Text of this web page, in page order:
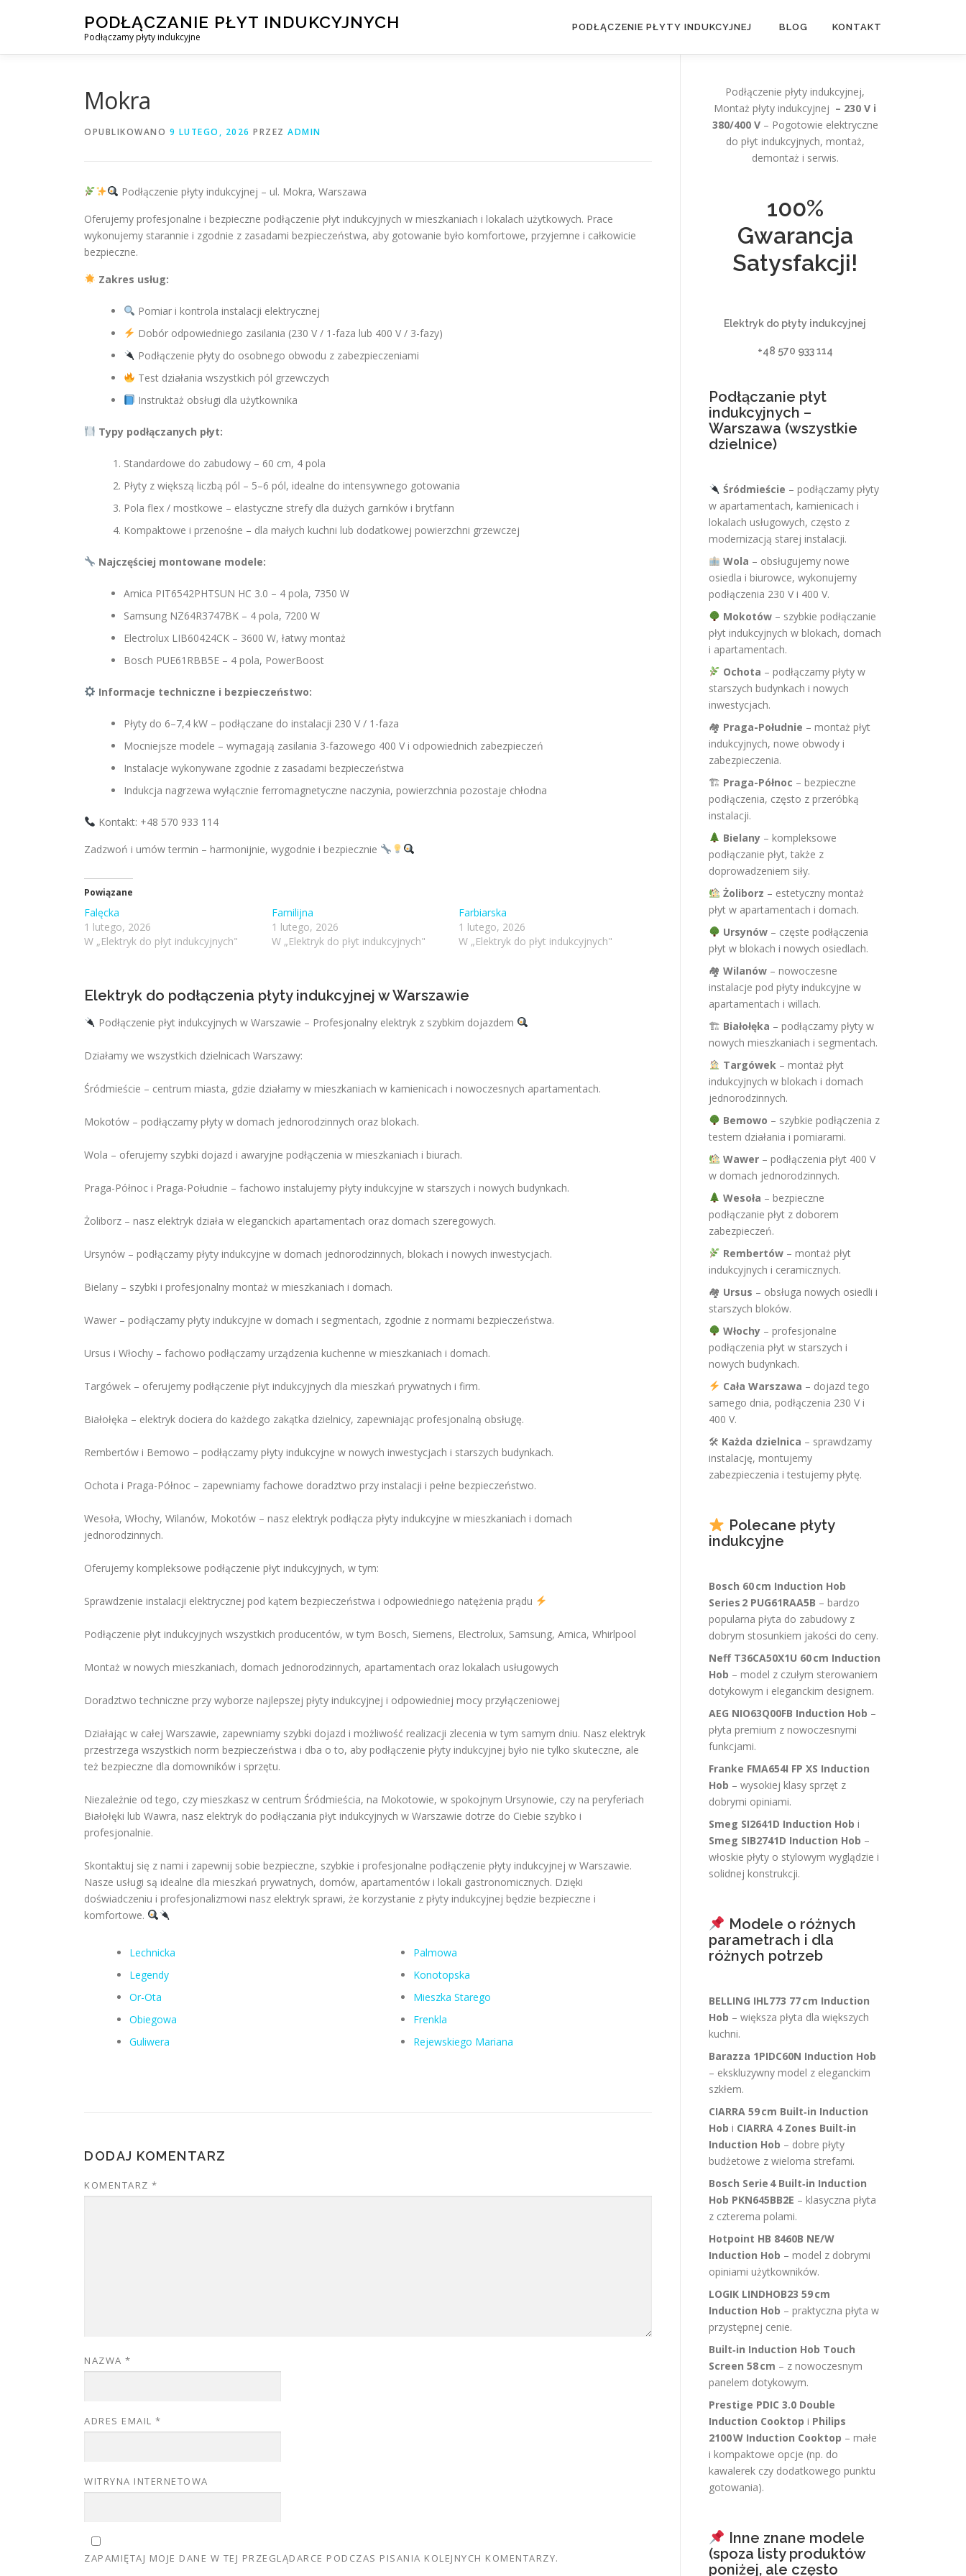
PODŁĄCZANIE PŁYT INDUKCYJNYCH
Podłączamy płyty indukcyjne
PODŁĄCZENIE PŁYTY INDUKCYJNEJ BLOG KONTAKT
Mokra
OPUBLIKOWANO 9 LUTEGO, 2026 PRZEZ ADMIN
Podłączenie płyty indukcyjnej – ul. Mokra, Warszawa
Oferujemy profesjonalne i bezpieczne podłączenie płyt indukcyjnych w mieszkaniach i lokalach użytkowych. Prace
wykonujemy starannie i zgodnie z zasadami bezpieczeństwa, aby gotowanie było komfortowe, przyjemne i całkowicie
bezpieczne.
Zakres usług:
Pomiar i kontrola instalacji elektrycznej
Dobór odpowiedniego zasilania (230 V / 1-faza lub 400 V / 3-fazy)
Podłączenie płyty do osobnego obwodu z zabezpieczeniami
Test działania wszystkich pól grzewczych
Instruktaż obsługi dla użytkownika
Typy podłączanych płyt:
Standardowe do zabudowy – 60 cm, 4 pola
Płyty z większą liczbą pól – 5–6 pól, idealne do intensywnego gotowania
Pola flex / mostkowe – elastyczne strefy dla dużych garnków i brytfann
Kompaktowe i przenośne – dla małych kuchni lub dodatkowej powierzchni grzewczej
Najczęściej montowane modele:
Amica PIT6542PHTSUN HC 3.0 – 4 pola, 7350 W
Samsung NZ64R3747BK – 4 pola, 7200 W
Electrolux LIB60424CK – 3600 W, łatwy montaż
Bosch PUE61RBB5E – 4 pola, PowerBoost
Informacje techniczne i bezpieczeństwo:
Płyty do 6–7,4 kW – podłączane do instalacji 230 V / 1-faza
Mocniejsze modele – wymagają zasilania 3-fazowego 400 V i odpowiednich zabezpieczeń
Instalacje wykonywane zgodnie z zasadami bezpieczeństwa
Indukcja nagrzewa wyłącznie ferromagnetyczne naczynia, powierzchnia pozostaje chłodna
Kontakt: +48 570 933 114
Zadzwoń i umów termin – harmonijnie, wygodnie i bezpiecznie
Powiązane
Falęcka
1 lutego, 2026
W „Elektryk do płyt indukcyjnych"
Familijna
1 lutego, 2026
W „Elektryk do płyt indukcyjnych"
Farbiarska
1 lutego, 2026
W „Elektryk do płyt indukcyjnych"
Elektryk do podłączenia płyty indukcyjnej w Warszawie
Podłączenie płyt indukcyjnych w Warszawie – Profesjonalny elektryk z szybkim dojazdem
Działamy we wszystkich dzielnicach Warszawy:
Śródmieście – centrum miasta, gdzie działamy w mieszkaniach w kamienicach i nowoczesnych apartamentach.
Mokotów – podłączamy płyty w domach jednorodzinnych oraz blokach.
Wola – oferujemy szybki dojazd i awaryjne podłączenia w mieszkaniach i biurach.
Praga-Północ i Praga-Południe – fachowo instalujemy płyty indukcyjne w starszych i nowych budynkach.
Żoliborz – nasz elektryk działa w eleganckich apartamentach oraz domach szeregowych.
Ursynów – podłączamy płyty indukcyjne w domach jednorodzinnych, blokach i nowych inwestycjach.
Bielany – szybki i profesjonalny montaż w mieszkaniach i domach.
Wawer – podłączamy płyty indukcyjne w domach i segmentach, zgodnie z normami bezpieczeństwa.
Ursus i Włochy – fachowo podłączamy urządzenia kuchenne w mieszkaniach i domach.
Targówek – oferujemy podłączenie płyt indukcyjnych dla mieszkań prywatnych i firm.
Białołęka – elektryk dociera do każdego zakątka dzielnicy, zapewniając profesjonalną obsługę.
Rembertów i Bemowo – podłączamy płyty indukcyjne w nowych inwestycjach i starszych budynkach.
Ochota i Praga-Północ – zapewniamy fachowe doradztwo przy instalacji i pełne bezpieczeństwo.
Wesoła, Włochy, Wilanów, Mokotów – nasz elektryk podłącza płyty indukcyjne w mieszkaniach i domach
jednorodzinnych.
Oferujemy kompleksowe podłączenie płyt indukcyjnych, w tym:
Sprawdzenie instalacji elektrycznej pod kątem bezpieczeństwa i odpowiedniego natężenia prądu
Podłączenie płyt indukcyjnych wszystkich producentów, w tym Bosch, Siemens, Electrolux, Samsung, Amica, Whirlpool
Montaż w nowych mieszkaniach, domach jednorodzinnych, apartamentach oraz lokalach usługowych
Doradztwo techniczne przy wyborze najlepszej płyty indukcyjnej i odpowiedniej mocy przyłączeniowej
Działając w całej Warszawie, zapewniamy szybki dojazd i możliwość realizacji zlecenia w tym samym dniu. Nasz elektryk
przestrzega wszystkich norm bezpieczeństwa i dba o to, aby podłączenie płyty indukcyjnej było nie tylko skuteczne, ale
też bezpieczne dla domowników i sprzętu.
Niezależnie od tego, czy mieszkasz w centrum Śródmieścia, na Mokotowie, w spokojnym Ursynowie, czy na peryferiach
Białołęki lub Wawra, nasz elektryk do podłączania płyt indukcyjnych w Warszawie dotrze do Ciebie szybko i
profesjonalnie.
Skontaktuj się z nami i zapewnij sobie bezpieczne, szybkie i profesjonalne podłączenie płyty indukcyjnej w Warszawie.
Nasze usługi są idealne dla mieszkań prywatnych, domów, apartamentów i lokali gastronomicznych. Dzięki
doświadczeniu i profesjonalizmowi nasz elektryk sprawi, że korzystanie z płyty indukcyjnej będzie bezpieczne i
komfortowe.
Lechnicka
Legendy
Or-Ota
Obiegowa
Guliwera
Palmowa
Konotopska
Mieszka Starego
Frenkla
Rejewskiego Mariana
DODAJ KOMENTARZ
KOMENTARZ *
NAZWA *
ADRES EMAIL *
WITRYNA INTERNETOWA
ZAPAMIĘTAJ MOJE DANE W TEJ PRZEGLĄDARCE PODCZAS PISANIA KOLEJNYCH KOMENTARZY.
Podłączenie płyty indukcyjnej,
Montaż płyty indukcyjnej – 230 V i
380/400 V– Pogotowie elektryczne
do płyt indukcyjnych, montaż,
demontaż i serwis.
100%
Gwarancja
Satysfakcji!
Elektryk do płyty indukcyjnej
+48 570 933 114
Podłączanie płyt
indukcyjnych –
Warszawa (wszystkie
dzielnice)
Śródmieście – podłączamy płyty
w apartamentach, kamienicach i
lokalach usługowych, często z
modernizacją starej instalacji.
Wola – obsługujemy nowe
osiedla i biurowce, wykonujemy
podłączenia 230 V i 400 V.
Mokotów– szybkie podłączanie
płyt indukcyjnych w blokach, domach
i apartamentach.
Ochota – podłączamy płyty w
starszych budynkach i nowych
inwestycjach.
🏘 Praga-Południe – montaż płyt
indukcyjnych, nowe obwody i
zabezpieczenia.
🏗 Praga-Północ – bezpieczne
podłączenia, często z przeróbką
instalacji.
Bielany– kompleksowe
podłączanie płyt, także z
doprowadzeniem siły.
Żoliborz – estetyczny montaż
płyt w apartamentach i domach.
Ursynów– częste podłączenia
płyt w blokach i nowych osiedlach.
🏘 Wilanów – nowoczesne
instalacje pod płyty indukcyjne w
apartamentach i willach.
🏗 Białołęka – podłączamy płyty w
nowych mieszkaniach i segmentach.
Targówek– montaż płyt
indukcyjnych w blokach i domach
jednorodzinnych.
Bemowo – szybkie podłączenia z
testem działania i pomiarami.
Wawer– podłączenia płyt 400 V
w domach jednorodzinnych.
Wesoła – bezpieczne
podłączanie płyt z doborem
zabezpieczeń.
Rembertów– montaż płyt
indukcyjnych i ceramicznych.
🏘 Ursus – obsługa nowych osiedli i
starszych bloków.
Włochy– profesjonalne
podłączenia płyt w starszych i
nowych budynkach.
Cała Warszawa – dojazd tego
samego dnia, podłączenia 230 V i
400 V.
🛠 Każda dzielnica – sprawdzamy
instalację, montujemy
zabezpieczenia i testujemy płytę.
Polecane płyty
indukcyjne
Bosch 60 cm Induction Hob
Series 2 PUG61RAA5B – bardzo
popularna płyta do zabudowy z
dobrym stosunkiem jakości do ceny.
Neff T36CA50X1U 60 cm Induction
Hob – model z czułym sterowaniem
dotykowym i eleganckim designem.
AEG NIO63Q00FB Induction Hob –
płyta premium z nowoczesnymi
funkcjami.
Franke FMA654I FP XS Induction
Hob – wysokiej klasy sprzęt z
dobrymi opiniami.
Smeg SI2641D Induction Hob i
Smeg SIB2741D Induction Hob –
włoskie płyty o stylowym wyglądzie i
solidnej konstrukcji.
Modele o różnych
parametrach i dla
różnych potrzeb
BELLING IHL773 77 cm Induction
Hob – większa płyta dla większych
kuchni.
Barazza 1PIDC60N Induction Hob
– ekskluzywny model z eleganckim
szkłem.
CIARRA 59 cm Built‑in Induction
Hob i CIARRA 4 Zones Built‑in
Induction Hob – dobre płyty
budżetowe z wieloma strefami.
Bosch Serie 4 Built‑in Induction
Hob PKN645BB2E – klasyczna płyta
z czterema polami.
Hotpoint HB 8460B NE/W
Induction Hob – model z dobrymi
opiniami użytkowników.
LOGIK LINDHOB23 59 cm
Induction Hob – praktyczna płyta w
przystępnej cenie.
Built‑in Induction Hob Touch
Screen 58 cm – z nowoczesnym
panelem dotykowym.
Prestige PDIC 3.0 Double
Induction Cooktop i Philips
2100 W Induction Cooktop – małe
i kompaktowe opcje (np. do
kawalerek czy dodatkowego punktu
gotowania).
Inne znane modele
(spoza listy produktów
poniżej, ale często